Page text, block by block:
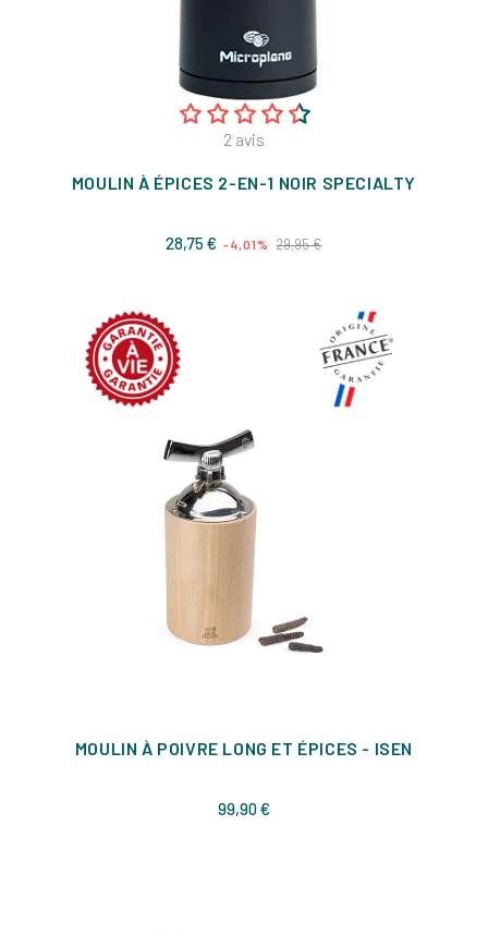
2 avis
MOULIN À ÉPICES 2-EN-1 NOIR SPECIALTY
28,75 € Prix
-4,01% 29,95 €Prix
MOULIN À POIVRE LONG ET ÉPICES - ISEN
99,90 €Prix